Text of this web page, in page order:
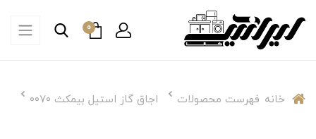
0
خانه فهرست محصولات اجاق گاز استیل بیمکث ۰۰۷۰